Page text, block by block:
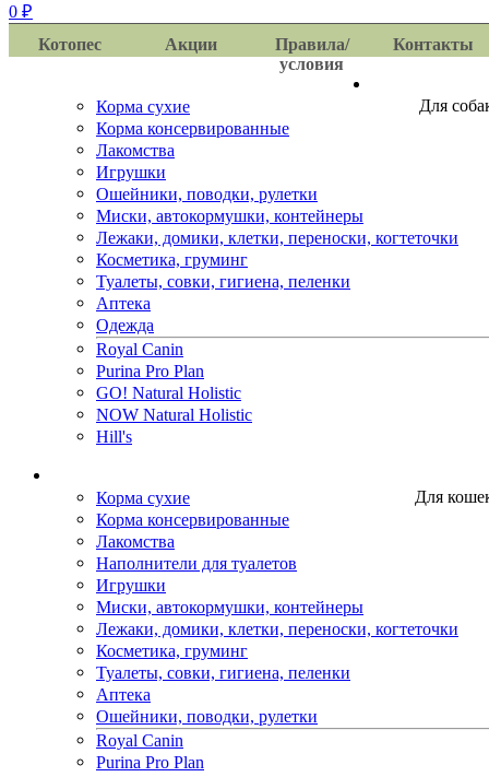
0 ₽
Котопес Акции
Правила/
условия
Контакты
Для
Корма сухие
Корма консервированные
Лакомства
Игрушки
Ошейники, поводки, рулетки
Миски, автокормушки, контейнеры
Лежаки, домики, клетки, переноски, когтеточки
Косметика, груминг
Туалеты, совки, гигиена, пеленки
Аптека
Одежда
Royal Canin
Purina Pro Plan
GO! Natural Holistic
NOW Natural Holistic
Hill's
Для
Корма сухие
Корма консервированные
Лакомства
Наполнители для туалетов
Игрушки
Миски, автокормушки, контейнеры
Лежаки, домики, клетки, переноски, когтеточки
Косметика, груминг
Туалеты, совки, гигиена, пеленки
Аптека
Ошейники, поводки, рулетки
Royal Canin
Purina Pro Plan